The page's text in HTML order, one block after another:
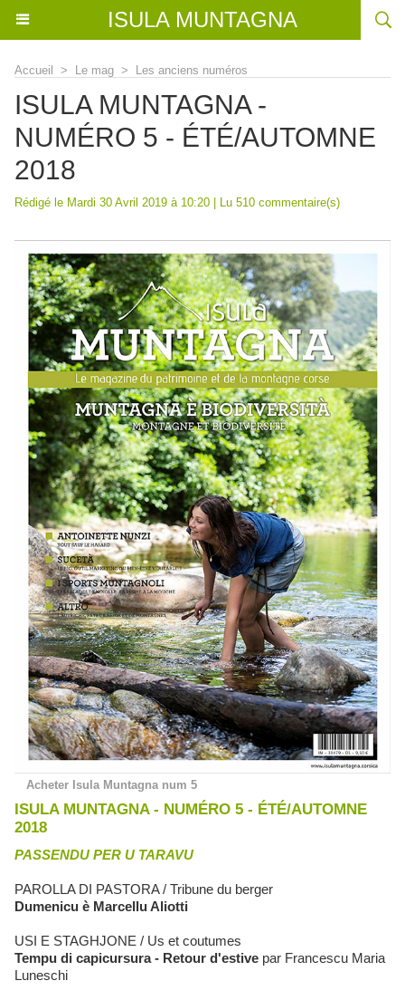
ISULA MUNTAGNA
Accueil > Le mag > Les anciens numéros
ISULA MUNTAGNA -
NUMÉRO 5 - ÉTÉ/AUTOMNE
2018
Rédigé le Mardi 30 Avril 2019 à 10:20 | Lu 510 commentaire(s)
Acheter Isula Muntagna num 5
ISULA MUNTAGNA - NUMÉRO 5 - ÉTÉ/AUTOMNE
2018
PASSENDU PER U TARAVU
PAROLLA DI PASTORA / Tribune du berger
Dumenicu è Marcellu Aliotti
USI E STAGHJONE / Us et coutumes
Tempu di capicursura - Retour d'estive par Francescu Maria
Luneschi